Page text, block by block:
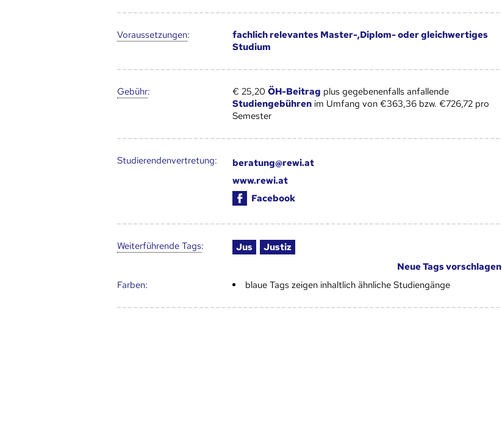
Voraus­setzungen:
fachlich relevantes Master-,Diplom- oder gleichwertiges
Studium
Gebühr: € 25,20 ÖH-Beitrag plus gegebenenfalls anfallende
Studiengebührenim Umfang von €363,36 bzw. €726,72 pro
Semester
Studierendenvertretung:
beratung@rewi.at
www.rewi.at
Facebook
Weiter­führende Tags: Jus
Justiz
Neue Tags vorschlagen
Farben:
blaue Tags zeigen inhaltlich ähnliche Studiengänge